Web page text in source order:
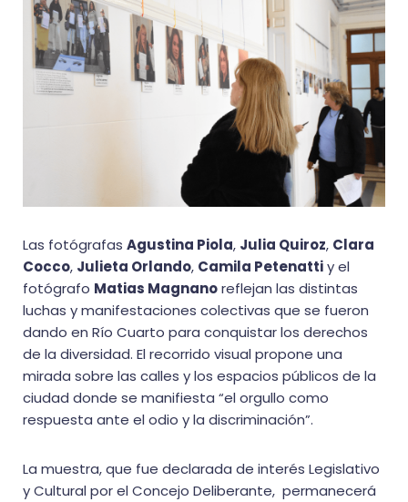
Las fotógrafas Agustina Piola, Julia Quiroz, Clara
Cocco, Julieta Orlando, Camila Petenattiy el
fotógrafo Matias Magnanoreflejan las distintas
luchas y manifestaciones colectivas que se fueron
dando en Río Cuarto para conquistar los derechos
de la diversidad. El recorrido visual propone una
mirada sobre las calles y los espacios públicos de la
ciudad donde se manifiesta “el orgullo como
respuesta ante el odio y la discriminación”.
La muestra, que fue declarada de interés Legislativo
y Cultural por el Concejo Deliberante, permanecerá